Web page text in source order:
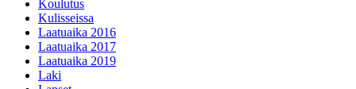
Koulutus
Kulisseissa
Laatuaika 2016
Laatuaika 2017
Laatuaika 2019
Laki